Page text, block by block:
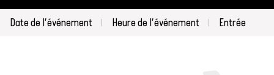
Date de l'événement Heure de l'événement Entrée